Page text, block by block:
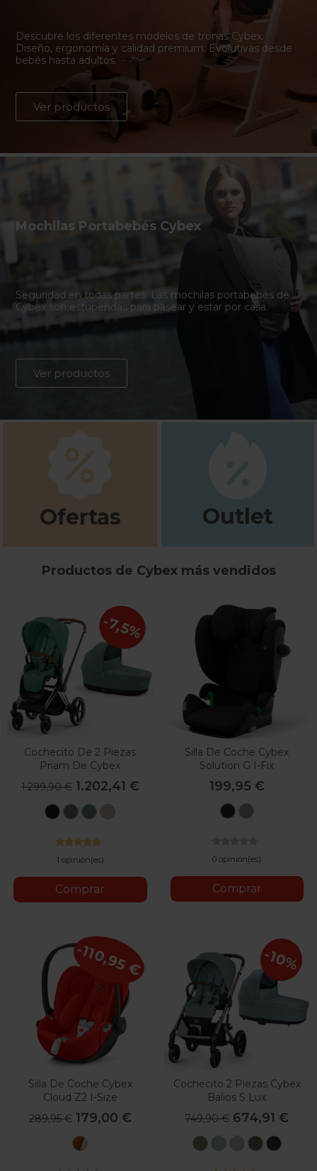
Descubre los diferentes modelos de tronas Cybex.
Diseño, ergonomía y calidad premium. Evolutivas desde
bebés hasta adultos.
Ver productos
Mochilas Portabebés Cybex
Seguridad en todas partes. Las mochilas portabebés de
Cybex son estupendas para pasear y estar por casa.
Ver productos
Ofertas Outlet
Productos de Cybex más vendidos
Cochecito De 2 Piezas
Priam De Cybex
1.299,90 € 1.202,41 €
SepiaMirage
1 opinión(es)
Comprar
-7,5%
Silla De Coche Cybex
Solution G I-Fix
199,95 €
MoonLava
0 opinión(es)
Comprar
Silla De Coche Cybex
Cloud Z2 I-Size
289,95 € 179,00 €
-110,95 €
Cochecito 2 Piezas Cybex
Balios S Lux
749,90 € 674,91 €
SeashellStormy
StoneMoss
-10%